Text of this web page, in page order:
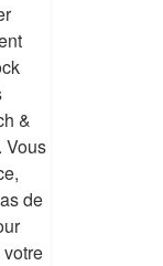
&
Vous
de